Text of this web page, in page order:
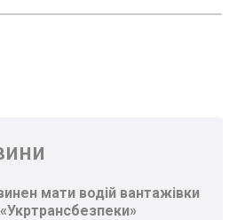
мати водій вантажівки